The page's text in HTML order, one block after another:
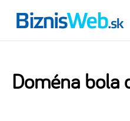
Doména bola